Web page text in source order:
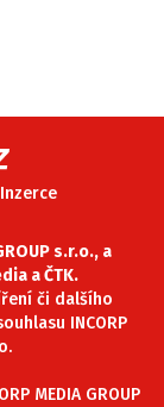
Inzerce
s.r.o., a
a ČTK.
či dalšího
INCORP
MEDIA GROUP